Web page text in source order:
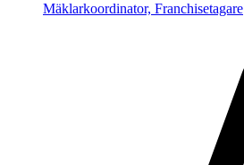
Mäklarkoordinator, Franchisetagare